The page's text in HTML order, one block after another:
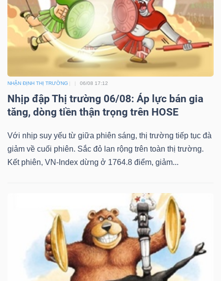
NHẬN ĐỊNH THỊ TRƯỜNG 06/08 17:12
Nhịp đập Thị trường 06/08: Áp lực bán gia
tăng, dòng tiền thận trọng trên HOSE
Với nhịp suy yếu từ giữa phiên sáng, thị trường tiếp tục đà
giảm về cuối phiên. Sắc đỏ lan rộng trên toàn thị trường.
Kết phiên, VN-Index dừng ở 1764.8 điểm, giảm...